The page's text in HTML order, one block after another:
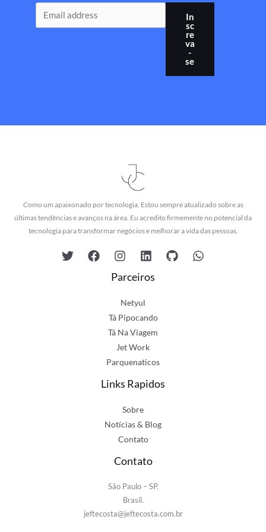
In
sc
re
va
-
se
Como um apaixonado por tecnologia, Estou sempre atualizado sobre as
últimas tendências e avanços na área. Eu acredito firmemente no potencial da
tecnologia para transformar negócios e melhorar a vida das pessoas.
Parceiros
Netyul
Tá Pipocando
Tá Na Viagem
Jet Work
Parquenaticos
Links Rapidos
Sobre
Notícias & Blog
Contato
Contato
São Paulo – SP.
Brasil.
jeftecosta@jeftecosta.com.br